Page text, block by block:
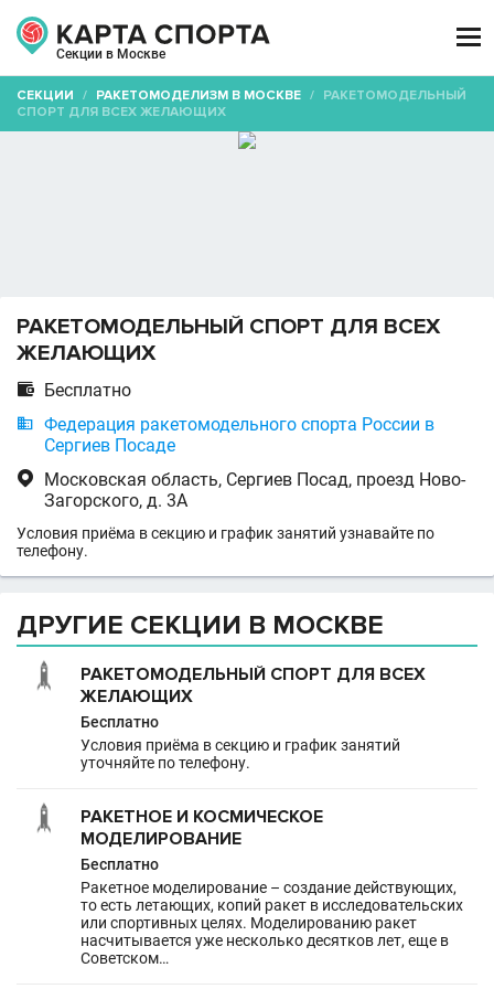
Секции в Москве

СЕКЦИИ / РАКЕТОМОДЕЛИЗМ В МОСКВЕ / РАКЕТОМОДЕЛЬНЫЙ
СПОРТ ДЛЯ ВСЕХ ЖЕЛАЮЩИХ
РАКЕТОМОДЕЛЬНЫЙ СПОРТ ДЛЯ ВСЕХ
ЖЕЛАЮЩИХ
 Бесплатно

Федерация ракетомодельного спорта России в
Сергиев Посаде

Московская область, Сергиев Посад, проезд Ново-
Загорского, д. 3А
Условия приёма в секцию и график занятий узнавайте по
телефону.
ДРУГИЕ СЕКЦИИ В МОСКВЕ
РАКЕТОМОДЕЛЬНЫЙ СПОРТ ДЛЯ ВСЕХ
ЖЕЛАЮЩИХ
Бесплатно
Условия приёма в секцию и график занятий
уточняйте по телефону.
РАКЕТНОЕ И КОСМИЧЕСКОЕ
МОДЕЛИРОВАНИЕ
Бесплатно
Ракетное моделирование – создание действующих,
то есть летающих, копий ракет в исследовательских
или спортивных целях. Моделированию ракет
насчитывается уже несколько десятков лет, еще в
Советском…